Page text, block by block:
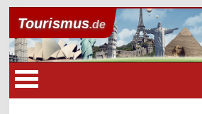
Tourismus.de